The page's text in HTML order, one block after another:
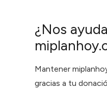
¿Nos
Mantener
gracias a tu